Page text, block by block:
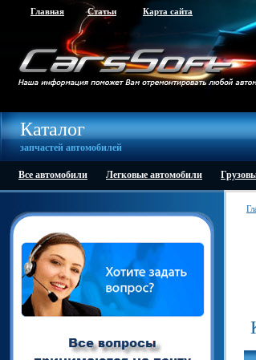
Главная Статьи Карта сайта
Каталог
запчастей автомобилей
Все автомобили Легковые автомобили